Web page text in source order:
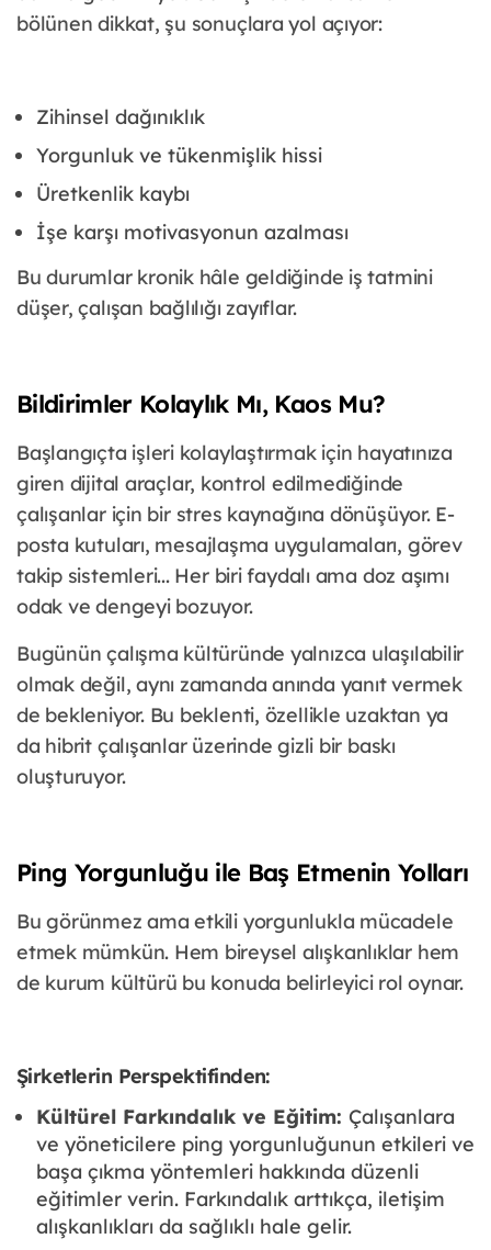
bölünen dikkat, şu sonuçlara yol açıyor:
Zihinsel dağınıklık
Yorgunluk ve tükenmişlik hissi
Üretkenlik kaybı
İşe karşı motivasyonun azalması
Bu durumlar kronik hâle geldiğinde iş tatmini
düşer, çalışan bağlılığı zayıflar.
Bildirimler Kolaylık Mı, Kaos Mu?
Başlangıçta işleri kolaylaştırmak için hayatınıza
giren dijital araçlar, kontrol edilmediğinde
çalışanlar için bir stres kaynağına dönüşüyor. E-
posta kutuları, mesajlaşma uygulamaları, görev
takip sistemleri... Her biri faydalı ama doz aşımı
odak ve dengeyi bozuyor.
Bugünün çalışma kültüründe yalnızca ulaşılabilir
olmak değil, aynı zamanda anında yanıt vermek
de bekleniyor. Bu beklenti, özellikle uzaktan ya
da hibrit çalışanlar üzerinde gizli bir baskı
oluşturuyor.
Ping Yorgunluğu ile Baş Etmenin Yolları
Bu görünmez ama etkili yorgunlukla mücadele
etmek mümkün. Hem bireysel alışkanlıklar hem
de kurum kültürü bu konuda belirleyici rol oynar.
Şirketlerin Perspektifinden:
Kültürel Farkındalık ve Eğitim: Çalışanlara
ve yöneticilere ping yorgunluğunun etkileri ve
başa çıkma yöntemleri hakkında düzenli
eğitimler verin. Farkındalık arttıkça, iletişim
alışkanlıkları da sağlıklı hale gelir.